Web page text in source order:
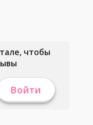
чтобы
Войти